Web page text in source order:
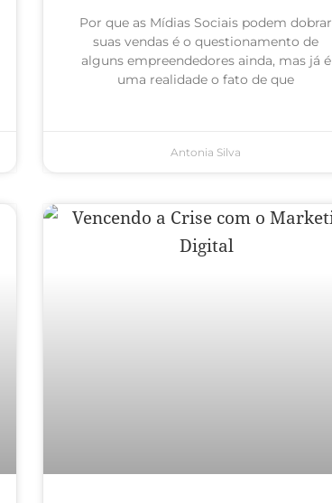
Por que as Mídias Sociais podem dobrar
suas vendas é o questionamento de
alguns empreendedores ainda, mas já é
uma realidade o fato de que
Antonia Silva